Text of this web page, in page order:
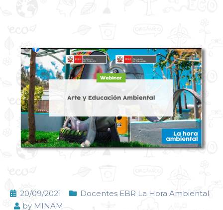
20/09/2021
Docentes EBR La Hora Ambiental
by MINAM